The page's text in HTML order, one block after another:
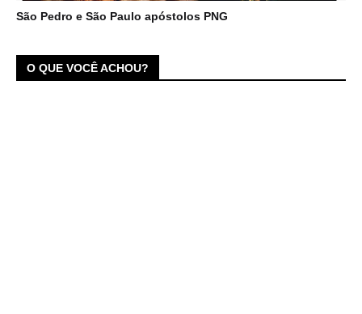
São Pedro e São Paulo apóstolos PNG
O QUE VOCÊ ACHOU?